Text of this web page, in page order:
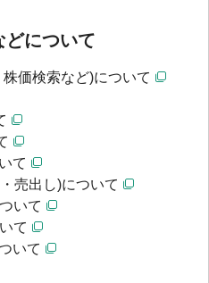
どについて
価検索など)について
て
売出し)について
いて
て
いて